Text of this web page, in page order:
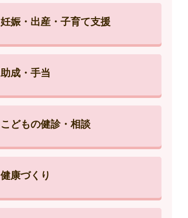
妊娠・出産・子育て支援
助成・手当
こどもの健診・相談
健康づくり